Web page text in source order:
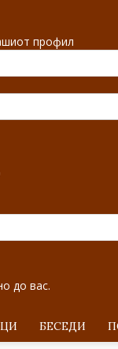
профил
до вас.
БЕСЕДИ